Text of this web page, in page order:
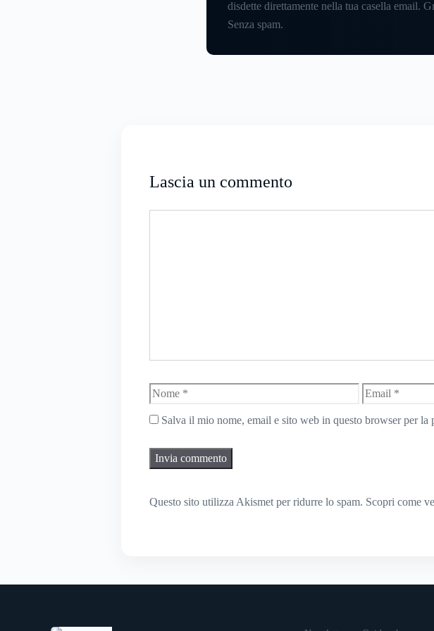
disdette direttamente nella tua casella email.
Senza spam.
Lascia un commento
Nome Email
Salva il mio nome, email e sito web in questo browser per la
Questo sito utilizza Akismet per ridurre lo spam. Scopri come